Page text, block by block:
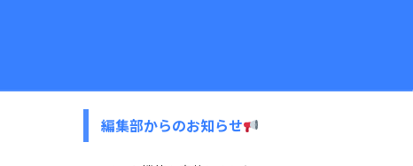
編集部からのお知らせ